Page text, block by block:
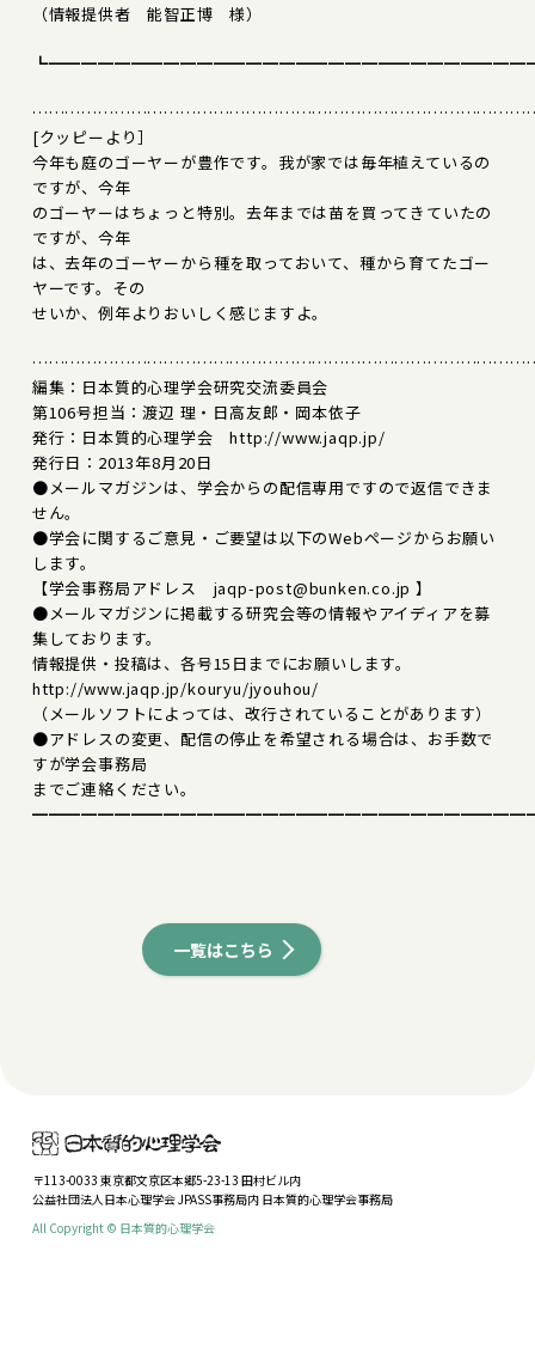
（情報提供者 能智正博 様）
[クッピーより］
今年も庭のゴーヤーが豊作です。我が家では毎年植えているの
ですが、今年
のゴーヤーはちょっと特別。去年までは苗を買ってきていたの
ですが、今年
は、去年のゴーヤーから種を取っておいて、種から育てたゴー
ヤーです。その
せいか、例年よりおいしく感じますよ。
編集：日本質的心理学会研究交流委員会
第106号担当：渡辺 理・日高友郎・岡本依子
発行：日本質的心理学会 http://www.jaqp.jp/
発行日：2013年8月20日
●メールマガジンは、学会からの配信専用ですので返信できま
せん。
●学会に関するご意見・ご要望は以下のWebページからお願い
します。
【学会事務局アドレス jaqp-post@bunken.co.jp 】
●メールマガジンに掲載する研究会等の情報やアイディアを募
集しております。
情報提供・投稿は、各号15日までにお願いします。
http://www.jaqp.jp/kouryu/jyouhou/
（メールソフトによっては、改行されていることがあります）
●アドレスの変更、配信の停止を希望される場合は、お手数で
すが学会事務局
までご連絡ください。
一覧はこちら
〒113-0033 東京都文京区本郷5-23-13 田村ビル内
公益社団法人日本心理学会 JPASS事務局内 日本質的心理学会事務局
All Copyright © 日本質的心理学会